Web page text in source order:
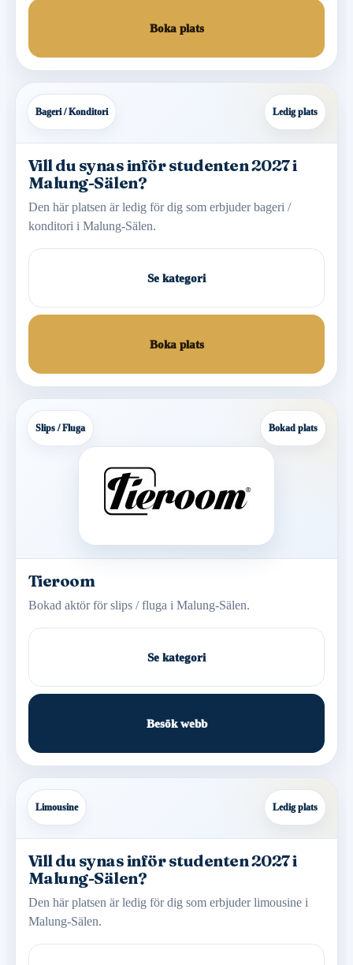
Boka plats
Bageri / Konditori Ledig plats
Vill du synas inför studenten 2027 i
Malung-Sälen?
Den här platsen är ledig för dig som erbjuder bageri /
konditori i Malung-Sälen.
Se kategori
Boka plats
Slips / Fluga Bokad plats
Tieroom
Bokad aktör för slips / fluga i Malung-Sälen.
Se kategori
Besök webb
Limousine Ledig plats
Vill du synas inför studenten 2027 i
Malung-Sälen?
Den här platsen är ledig för dig som erbjuder limousine i
Malung-Sälen.